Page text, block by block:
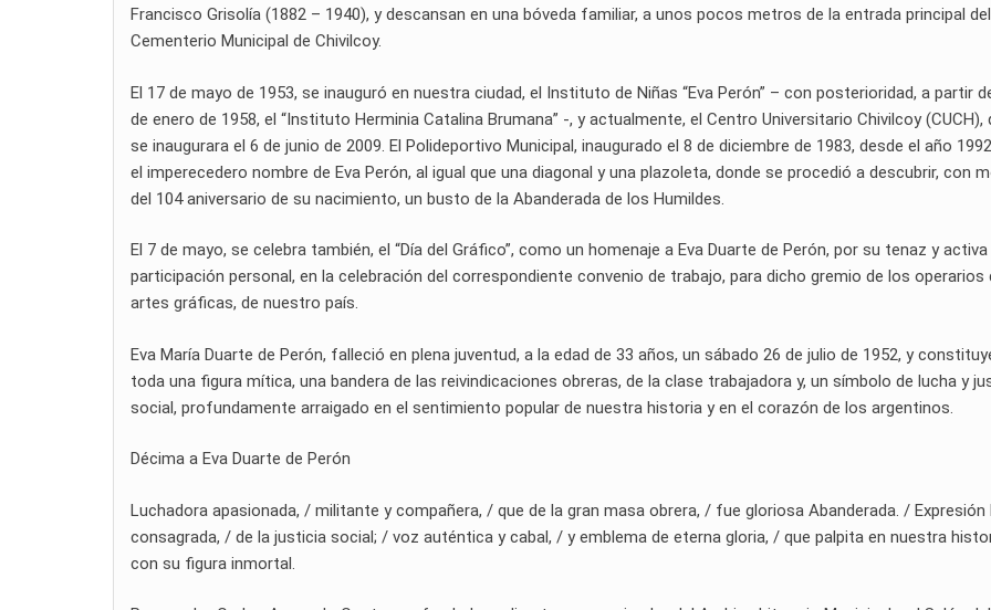
Francisco Grisolía (1882 – 1940), y descansan en una bóveda familiar, a unos pocos metros de la entrada principal del
Cementerio Municipal de Chivilcoy.
El 17 de mayo de 1953, se inauguró en nuestra ciudad, el Instituto de Niñas “Eva Perón” – con posterioridad, a partir
de enero de 1958, el “Instituto Herminia Catalina Brumana” -, y actualmente, el Centro Universitario Chivilcoy (CUCH),
se inaugurara el 6 de junio de 2009. El Polideportivo Municipal, inaugurado el 8 de diciembre de 1983, desde el año
el imperecedero nombre de Eva Perón, al igual que una diagonal y una plazoleta, donde se procedió a descubrir, con
del 104 aniversario de su nacimiento, un busto de la Abanderada de los Humildes.
El 7 de mayo, se celebra también, el “Día del Gráfico”, como un homenaje a Eva Duarte de Perón, por su tenaz y activa
participación personal, en la celebración del correspondiente convenio de trabajo, para dicho gremio de los operarios
artes gráficas, de nuestro país.
Eva María Duarte de Perón, falleció en plena juventud, a la edad de 33 años, un sábado 26 de julio de 1952, y
toda una figura mítica, una bandera de las reivindicaciones obreras, de la clase trabajadora y, un símbolo de lucha y
social, profundamente arraigado en el sentimiento popular de nuestra historia y en el corazón de los argentinos.
Décima a Eva Duarte de Perón
Luchadora apasionada, / militante y compañera, / que de la gran masa obrera, / fue gloriosa Abanderada. / Expresión
consagrada, / de la justicia social; / voz auténtica y cabal, / y emblema de eterna gloria, / que palpita en nuestra
con su figura inmortal.